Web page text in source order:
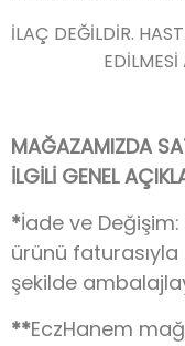
İLAÇ DEĞİLDİR.
MAĞAZAMIZDA
İLGİLİ GENEL
*İade ve
ürünü
şekilde
**EczHanem